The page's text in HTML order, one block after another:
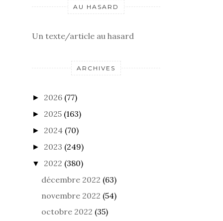
AU HASARD
Un texte/article au hasard
ARCHIVES
► 2026 (77)
► 2025 (163)
► 2024 (70)
► 2023 (249)
▼ 2022 (380)
décembre 2022 (63)
novembre 2022 (54)
octobre 2022 (35)